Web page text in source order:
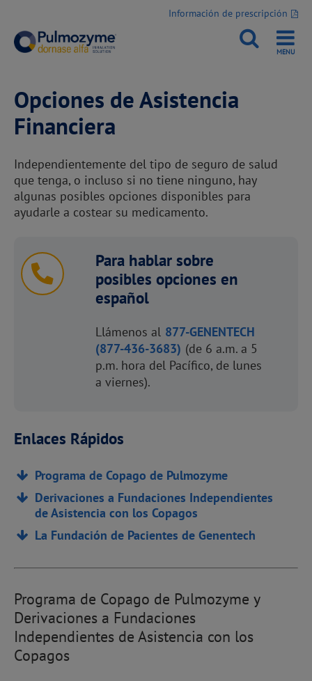
Información de prescripción
Opciones de Asistencia
Financiera
Independientemente del tipo de seguro de salud
que tenga, o incluso si no tiene ninguno, hay
algunas posibles opciones disponibles para
ayudarle a costear su medicamento.
Para hablar sobre
posibles opciones en
español
Llámenos al 877-GENENTECH
(877-436-3683) (de 6 a.m. a 5
p.m. hora del Pacífico, de lunes
a viernes).
Enlaces Rápidos
Programa de Copago de Pulmozyme
Derivaciones a Fundaciones Independientes
de Asistencia con los Copagos
La Fundación de Pacientes de Genentech
Programa de Copago de Pulmozyme y
Derivaciones a Fundaciones
Independientes de Asistencia con los
Copagos